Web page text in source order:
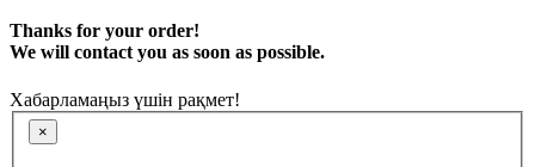
Thanks for your order!
We will contact you as soon as possible.
Хабарламаңыз үшін рақмет!
×